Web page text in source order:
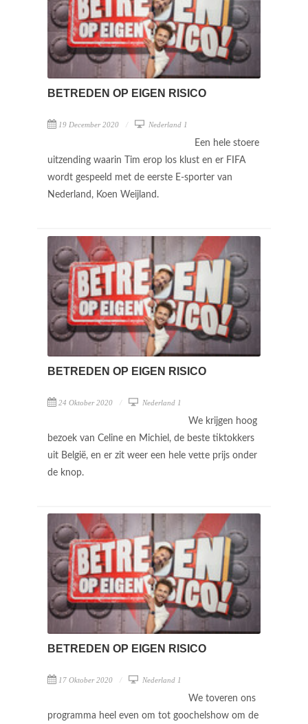
BETREDEN OP EIGEN RISICO
19 December 2020 Nederland 1
Een hele stoere
uitzending waarin Tim erop los klust en er FIFA
wordt gespeeld met de eerste E-sporter van
Nederland, Koen Weijland.
BETREDEN OP EIGEN RISICO
24 Oktober 2020 Nederland 1
We krijgen hoog
bezoek van Celine en Michiel, de beste tiktokkers
uit België, en er zit weer een hele vette prijs onder
de knop.
BETREDEN OP EIGEN RISICO
17 Oktober 2020 Nederland 1
We toveren ons
programma heel even om tot goochelshow om de